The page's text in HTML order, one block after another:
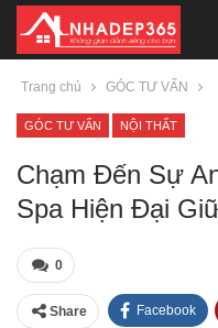
Trang chủ GÓC TƯ VẤN
GÓC TƯ VẤN NỘI THẤT
Chạm Đến Sự
Spa Hiện Đại
0
Share Facebook